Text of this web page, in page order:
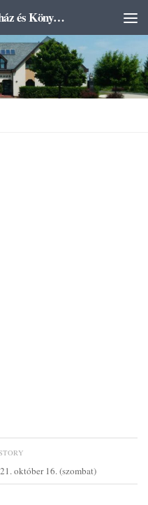
Tát Város Önkormányzat Kultúrház és Könyvtár
október 16. (szombat)